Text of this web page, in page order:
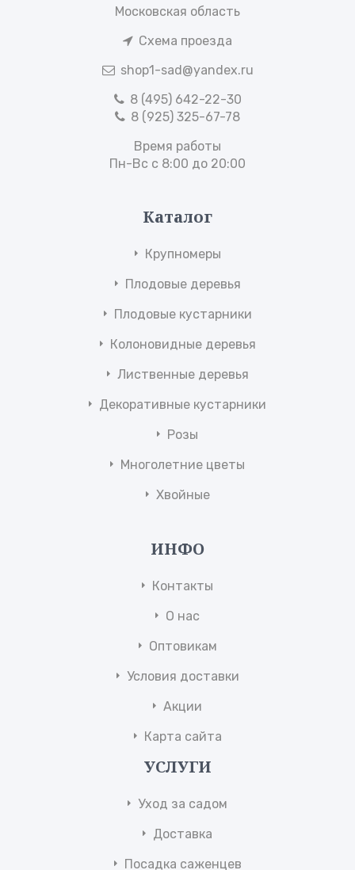
Московская область
Схема проезда
shop1-sad@yandex.ru
8 (495) 642-22-30
8 (925) 325-67-78
Время работы
Пн-Вс с 8:00 до 20:00
Каталог
Крупномеры
Плодовые деревья
Плодовые кустарники
Колоновидные деревья
Лиственные деревья
Декоративные кустарники
Розы
Многолетние цветы
Хвойные
ИНФО
Контакты
О нас
Оптовикам
Условия доставки
Акции
Карта сайта
УСЛУГИ
Уход за садом
Доставка
Посадка саженцев